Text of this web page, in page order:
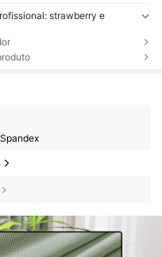
strawberry e